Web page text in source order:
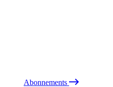
Abonnements